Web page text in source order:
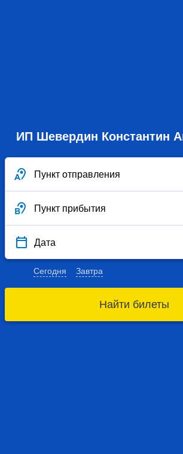
ИП Шевердин Константин
Пункт отправления
Пункт прибытия
Дата
Сегодня Завтра
Найти билеты